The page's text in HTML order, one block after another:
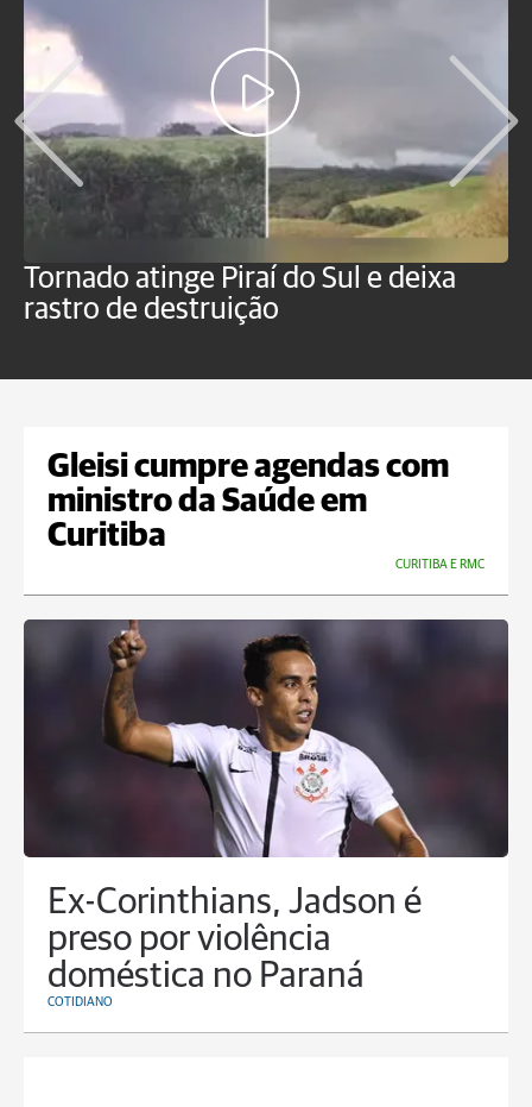
Tornado atinge Piraí do Sul e deixa
rastro de destruição
Gleisi cumpre agendas com
ministro da Saúde em
Curitiba
CURITIBA E RMC
Ex-Corinthians, Jadson é
preso por violência
doméstica no Paraná
COTIDIANO